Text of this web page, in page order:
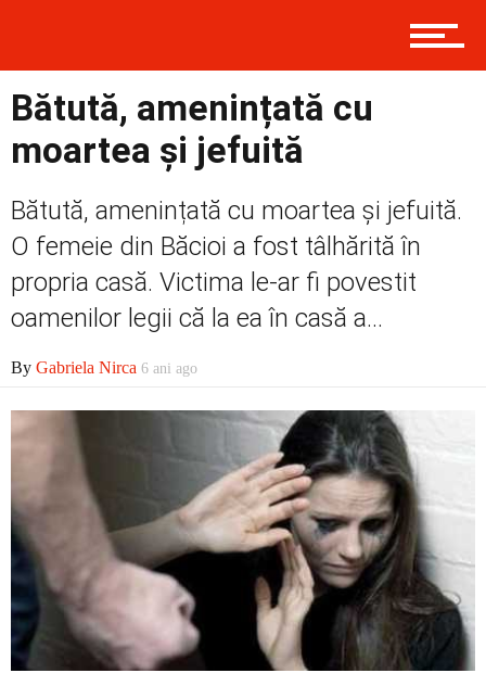
Contact
Politică
Economic
Contact
Bătută, amenințată cu
moartea și jefuită
Bătută, amenințată cu moartea și jefuită.
O femeie din Băcioi a fost tâlhărită în
propria casă. Victima le-ar fi povestit
oamenilor legii că la ea în casă a...
By Gabriela Nirca 6 ani ago